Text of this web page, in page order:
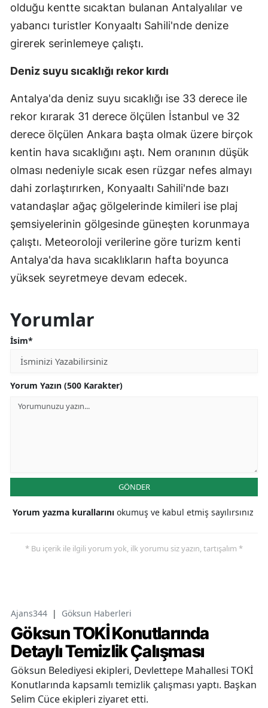
olduğu kentte sıcaktan bulanan Antalyalılar ve
yabancı turistler Konyaaltı Sahili'nde denize
girerek serinlemeye çalıştı.
Deniz suyu sıcaklığı rekor kırdı
Antalya'da deniz suyu sıcaklığı ise 33 derece ile
rekor kırarak 31 derece ölçülen İstanbul ve 32
derece ölçülen Ankara başta olmak üzere birçok
kentin hava sıcaklığını aştı. Nem oranının düşük
olması nedeniyle sıcak esen rüzgar nefes almayı
dahi zorlaştırırken, Konyaaltı Sahili'nde bazı
vatandaşlar ağaç gölgelerinde kimileri ise plaj
şemsiyelerinin gölgesinde güneşten korunmaya
çalıştı. Meteoroloji verilerine göre turizm kenti
Antalya'da hava sıcaklıkların hafta boyunca
yüksek seyretmeye devam edecek.
Yorumlar
İsim*
Yorum Yazın (500 Karakter)
GÖNDER
Yorum yazma kurallarını okumuş ve kabul etmiş sayılırsınız
* Bu içerik ile ilgili yorum yok, ilk yorumu siz yazın, tartışalım *
Ajans344 | Göksun Haberleri
Göksun TOKİ Konutlarında
Detaylı Temizlik Çalışması
Göksun Belediyesi ekipleri, Devlettepe Mahallesi TOKİ
Konutlarında kapsamlı temizlik çalışması yaptı. Başkan
Selim Cüce ekipleri ziyaret etti.